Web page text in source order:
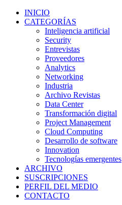
INICIO
CATEGORÍAS
Inteligencia artificial
Security
Entrevistas
Proveedores
Analytics
Networking
Industria
Archivo Revistas
Data Center
Transformación digital
Project Management
Cloud Computing
Desarrollo de software
Innovation
Tecnologías emergentes
ARCHIVO
SUSCRIPCIONES
PERFIL DEL MEDIO
CONTACTO